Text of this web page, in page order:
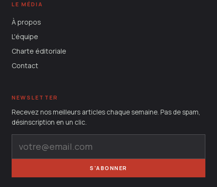
LE MÉDIA
À propos
L'équipe
Charte éditoriale
Contact
NEWSLETTER
Recevez nos meilleurs articles chaque semaine. Pas de spam,
désinscription en un clic.
S'ABONNER